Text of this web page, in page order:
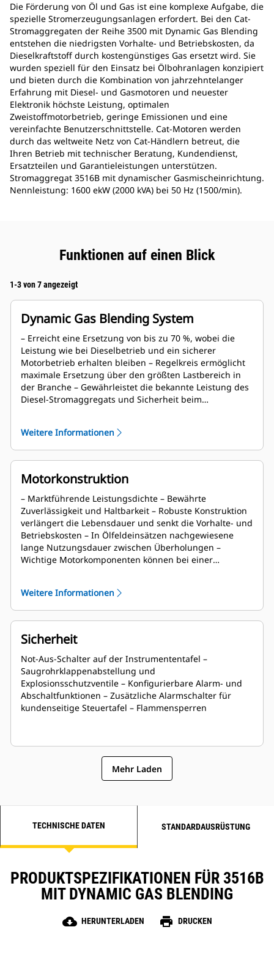
Die Förderung von Öl und Gas ist eine komplexe Aufgabe, die
spezielle Stromerzeugungsanlagen erfordert. Bei den Cat-
Stromaggregaten der Reihe 3500 mit Dynamic Gas Blending
entstehen die niedrigsten Vorhalte- und Betriebskosten, da
Dieselkraftstoff durch kostengünstiges Gas ersetzt wird. Sie
wurden speziell für den Einsatz bei Ölbohranlagen konzipiert
und bieten durch die Kombination von jahrzehntelanger
Erfahrung mit Diesel- und Gasmotoren und neuester
Elektronik höchste Leistung, optimalen
Zweistoffmotorbetrieb, geringe Emissionen und eine
vereinfachte Benutzerschnittstelle. Cat-Motoren werden
durch das weltweite Netz von Cat-Händlern betreut, die
Ihren Betrieb mit technischer Beratung, Kundendienst,
Ersatzteilen und Garantieleistungen unterstützen.
Stromaggregat 3516B mit dynamischer Gasmischeinrichtung.
Nennleistung: 1600 ekW (2000 kVA) bei 50 Hz (1500/min).
Funktionen auf einen Blick
1-3 von 7 angezeigt
Dynamic Gas Blending System
– Erreicht eine Ersetzung von bis zu 70 %, wobei die
Leistung wie bei Dieselbetrieb und ein sicherer
Motorbetrieb erhalten bleiben – Regelkreis ermöglicht
maximale Ersetzung über den größten Lastbereich in
der Branche – Gewährleistet die bekannte Leistung des
Diesel-Stromaggregats und Sicherheit beim
Anpassung, wenn die Kraftstoffqualität sich ändert,
sodass keine Kalibrierung vor Ort erforderlich ist –
Schalttafel EMCP 4.4 für eine vereinfachte Integration in
die Anlage, Fernüberwachung und eine zentrale
Schnittstelle für Funktionen von Motor, Generator und
dynamischer Gasmischung – Nutzt aktuelle Hardware
der G3516-Baureihe und minimiert gleichzeitig
Änderungen am Kern-Dieselmotor – Beibehaltung der
gegenwärtigen Wartungs- und Überholungsintervalle
für den Dieselmotor, die sich bei Einsätzen in
Ölbohranlagen bewährt haben
Weitere Informationen
Motorkonstruktion
– Marktführende Leistungsdichte – Bewährte
Zuverlässigkeit und Haltbarkeit – Robuste Konstruktion
verlängert die Lebensdauer und senkt die Vorhalte- und
Betriebskosten – In Ölfeldeinsätzen nachgewiesene
lange Nutzungsdauer zwischen Überholungen –
Wichtige Motorkomponenten können bei einer
Weitere Informationen
Sicherheit
Not-Aus-Schalter auf der Instrumententafel –
Saugrohrklappenabstellung und
Explosionsschutzventile – Konfigurierbare Alarm- und
Abschaltfunktionen – Zusätzliche Alarmschalter für
kundenseitige Steuertafel – Flammensperren
Mehr Laden
TECHNISCHE DATEN STANDARDAUSRÜSTUNG
PRODUKTSPEZIFIKATIONEN FÜR 3516B
MIT DYNAMIC GAS BLENDING
cloud_download HERUNTERLADEN print DRUCKEN